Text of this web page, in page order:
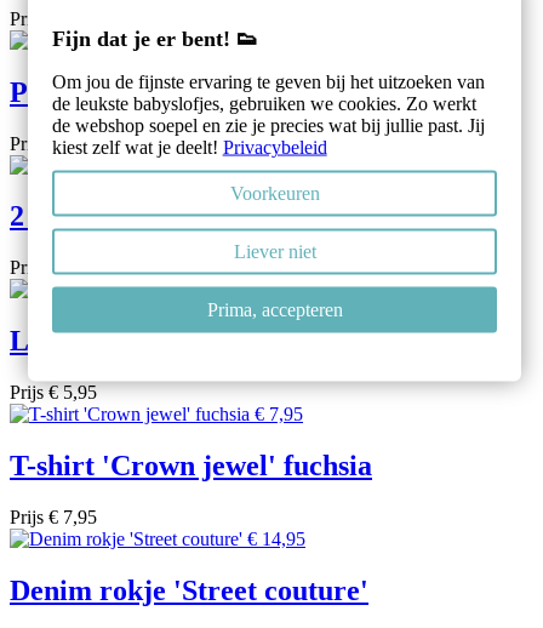
Prijs
Polo 'High five' rood
Prijs € 9,95
2 delig pakje 'My Love'...
Prijs € 14,95
Legging 'Grey Melee'
Prijs € 5,95
T-shirt 'Crown jewel' fuchsia
Prijs € 7,95
Denim rokje 'Street couture'
Fijn dat je er bent! 👟
Om jou de fijnste ervaring te geven bij het uitzoeken van
de leukste babyslofjes, gebruiken we cookies. Zo werkt
de webshop soepel en zie je precies wat bij jullie past. Jij
kiest zelf wat je deelt! Privacybeleid
Voorkeuren
Liever niet
Prima, accepteren